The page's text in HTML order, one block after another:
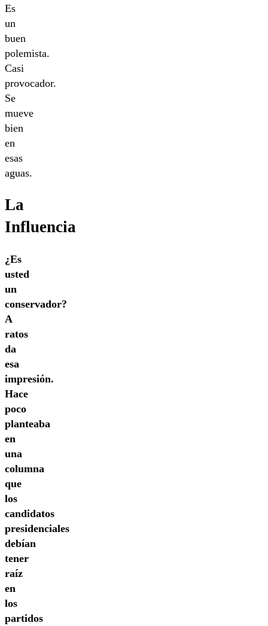
Es
un
buen
polemista.
Casi
provocador.
Se
mueve
bien
en
esas
aguas.
La
Influencia
¿Es
usted
un
conservador?
A
ratos
da
esa
impresión.
Hace
poco
planteaba
en
una
columna
que
los
candidatos
presidenciales
debían
tener
raíz
en
los
partidos